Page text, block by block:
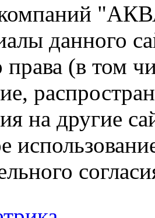
данного
права (в том
на другие